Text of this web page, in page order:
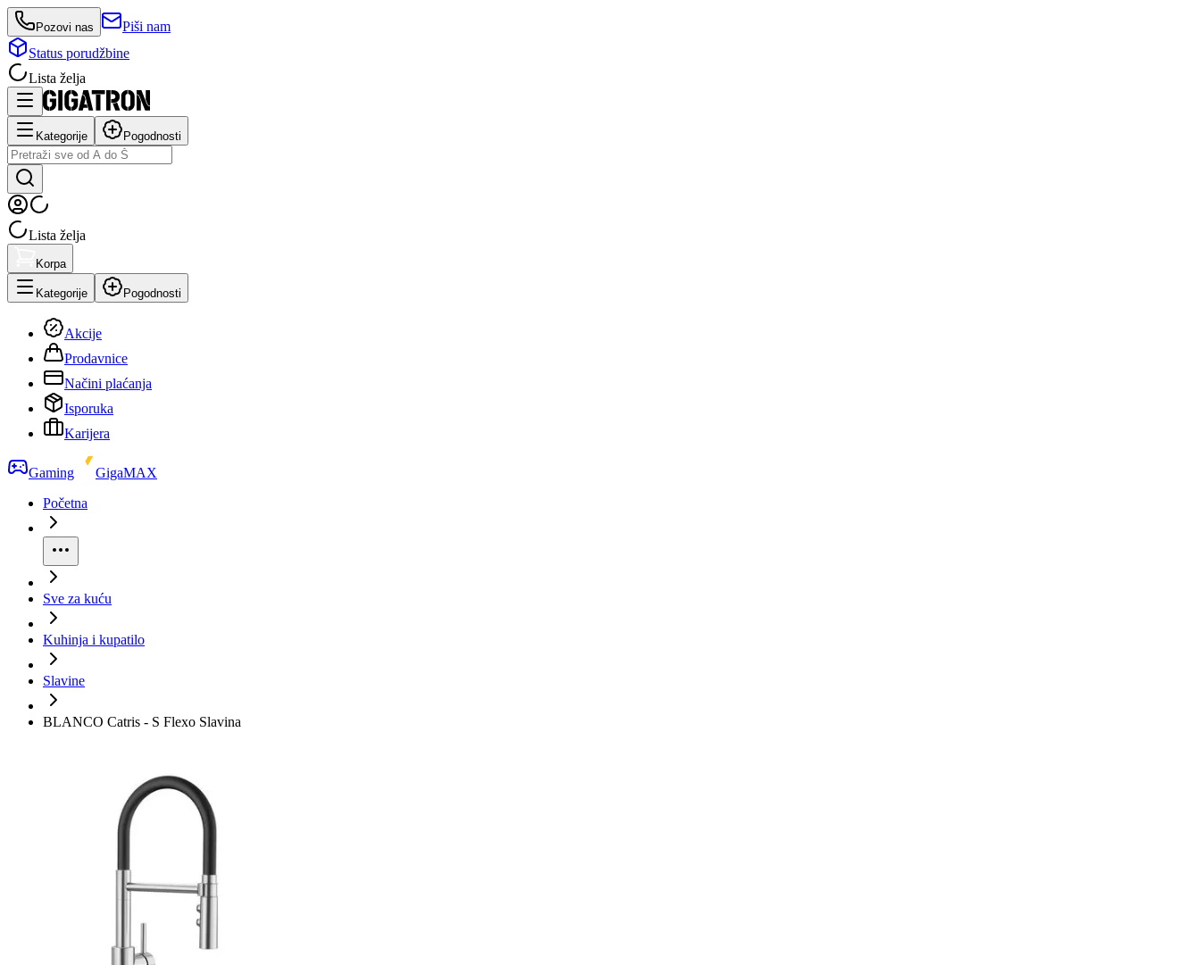
Pozovi nas
Piši nam
Status porudžbine
Lista želja
Kategorije Pogodnosti
Lista želja
Korpa
Kategorije Pogodnosti
Akcije
Prodavnice
Načini plaćanja
Isporuka
Karijera
Gaming
GigaMAX
Početna
Sve za kuću
Kuhinja i kupatilo
Slavine
BLANCO Catris - S Flexo Slavina